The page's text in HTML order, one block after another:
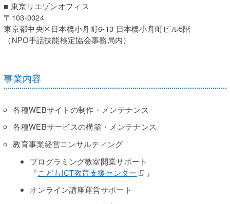
■ 東京リエゾンオフィス
〒103-0024
東京都中央区日本橋小舟町6-13 日本橋小舟町ビル5階
（NPO手話技能検定協会事務局内）
事業内容
各種WEBサイトの制作・メンテナンス
各種WEBサービスの構築・メンテナンス
教育事業経営コンサルティング
プログラミング教室開業サポート
『こどもICT教育支援センター
』
オンライン講座運営サポート